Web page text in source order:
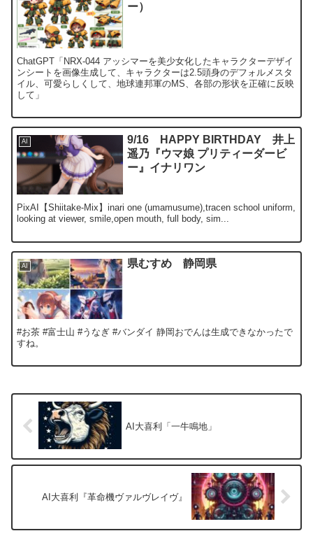
ー）
ChatGPT「NRX-044 アッシマーを美少女化したキャラクターデザイ
ンシートを画像生成して、キャラクターは2.5頭身のデフォルメスタ
イル、可愛らしくして、地球連邦軍のMS、各部の形状を正確に反映
して」
AI
9/16 HAPPY BIRTHDAY 井上
遥乃『ウマ娘 プリティーダービ
ー』イナリワン
PixAI【Shiitake-Mix】inari one (umamusume),tracen school uniform,
looking at viewer, smile,open mouth, full body, sim...
AI 県むすめ 静岡県
#お茶 #富士山 #うなぎ #バンダイ 静岡おでんは生成できなかったで
すね。
AI大喜利「一牛鳴地」
AI大喜利『革命機ヴァルヴレイヴ』